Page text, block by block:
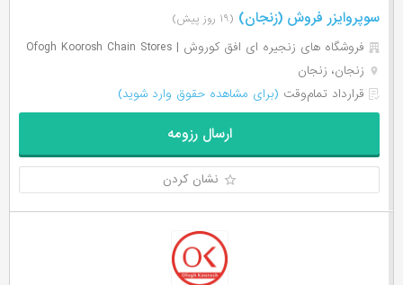
سوپروایزر فروش (زنجان) (۱۹ روز پیش)
فروشگاه های زنجیره ای افق کوروش | Ofogh Koorosh Chain Stores
زنجان، زنجان
قرارداد تمام‌وقت (برای مشاهده حقوق وارد شوید)
ارسال رزومه
نشان کردن